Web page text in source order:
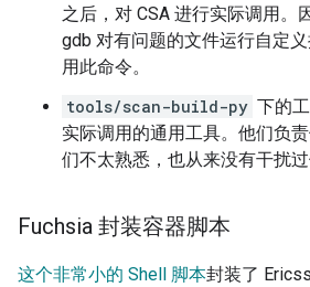
之后，对 CSA 进行实际调用。
gdb 对有问题的文件运行自定
用此命令。
tools/scan-build-py 下的
实际调用的通用工具。他们负
们不太熟悉，也从来没有干扰过
Fuchsia 封装容器脚本
这个非常小的 Shell 脚本封装了